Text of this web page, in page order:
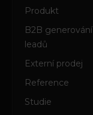
Produkt
B2B generování
leadů
Externí prodej
Reference
Studie